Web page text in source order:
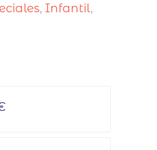
, Infantil,